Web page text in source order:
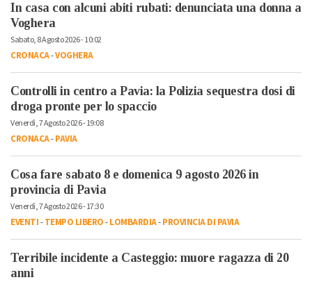
In casa con alcuni abiti rubati: denunciata una donna a
Voghera
Sabato, 8 Agosto 2026 - 10:02
CRONACA-VOGHERA
Controlli in centro a Pavia: la Polizia sequestra dosi di
droga pronte per lo spaccio
Venerdì, 7 Agosto 2026 - 19:08
CRONACA-PAVIA
Cosa fare sabato 8 e domenica 9 agosto 2026 in
provincia di Pavia
Venerdì, 7 Agosto 2026 - 17:30
EVENTI-TEMPO LIBERO-LOMBARDIA-PROVINCIA DI PAVIA
Terribile incidente a Casteggio: muore ragazza di 20
anni